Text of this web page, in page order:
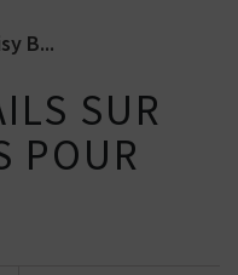
B...
SUR
POUR